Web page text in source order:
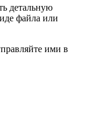
детальную
файла или
ими в